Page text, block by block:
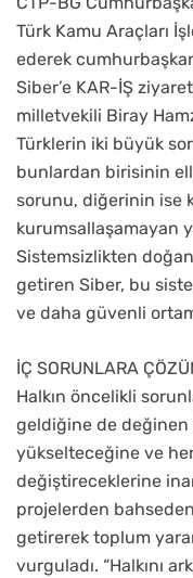
Türk Kamu Araçları
ederek
Siber’e KAR-İŞ
milletvekili Biray
Türklerin iki büyük
bunlardan birisinin elli
sorunu, diğerinin ise
kurumsallaşamayan
Sistemsizlikten doğan
getiren Siber, bu
ve daha güvenli
İÇ SORUNLARA
Halkın öncelikli
geldiğine de
yükselteceğine ve
değiştireceklerine
projelerden bahseden
getirerek toplum
vurguladı. “Halkını